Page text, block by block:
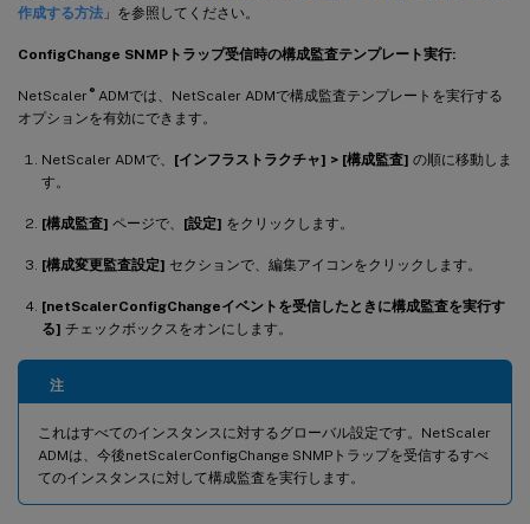
作成する方法 」を参照してください。
ConfigChange SNMPトラップ受信時の構成監査テンプレート実行:
NetScaler ®ADMでは、NetScaler ADMで構成監査テンプレートを実行する
オプションを有効にできます。
NetScaler ADMで、 [インフラストラクチャ] > [構成監査] の順に移動しま
す。
[構成監査] ページで、 [設定] をクリックします。
[構成変更監査設定] セクションで、編集アイコンをクリックします。
[netScalerConfigChangeイベントを受信したときに構成監査を実行す
る] チェックボックスをオンにします。
注
これはすべてのインスタンスに対するグローバル設定です。NetScaler
ADMは、今後netScalerConfigChange SNMPトラップを受信するすべ
てのインスタンスに対して構成監査を実行します。